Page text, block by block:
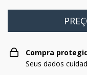
Compra
Seus dados